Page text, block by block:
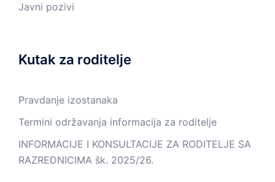
Javni pozivi
Kutak za roditelje
Pravdanje izostanaka
Termini održavanja informacija za roditelje
INFORMACIJE I KONSULTACIJE ZA RODITELJE SA
RAZREDNICIMA šk. 2025/26.